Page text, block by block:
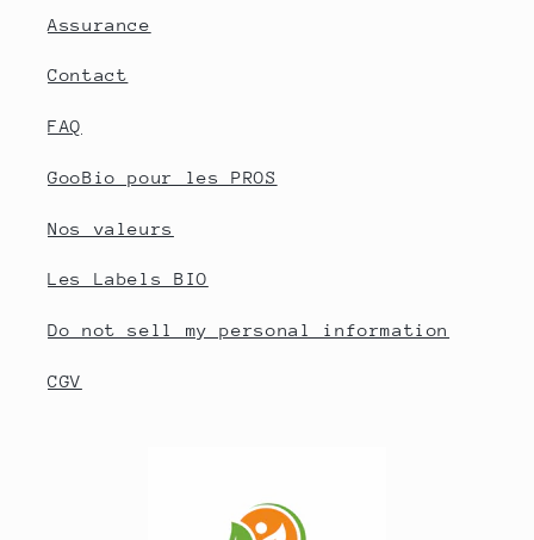
Assurance
Contact
FAQ
GooBio pour les PROS
Nos valeurs
Les Labels BIO
Do not sell my personal information
CGV